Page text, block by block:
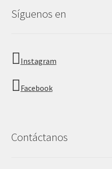
Síguenos en
Instagram
Facebook
Contáctanos